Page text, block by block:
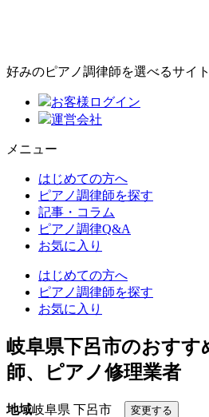
好みのピアノ調律師を選べるサイト
お客様ログイン
運営会社
メニュー
はじめての方へ
ピアノ調律師を探す
記事・コラム
ピアノ調律Q&A
お気に入り
はじめての方へ
ピアノ調律師を探す
お気に入り
岐阜県下呂市のおすす
師、ピアノ修理業者
地域岐阜県 下呂市